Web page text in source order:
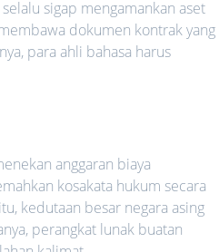
selalu sigap mengamankan aset
dokumen kontrak yang
para ahli bahasa harus
anggaran biaya
kosakata hukum secara
kedutaan besar negara asing
perangkat lunak buatan